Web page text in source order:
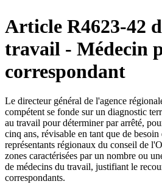
Article R4623-42
travail - Médecin
correspondant
Le directeur général de l'agence
compétent se fonde sur un diagnostic
au travail pour déterminer par arrêté,
cinq ans, révisable en tant que de
représentants régionaux du conseil de
zones caractérisées par un nombre ou
de médecins du travail, justifiant le
correspondants.